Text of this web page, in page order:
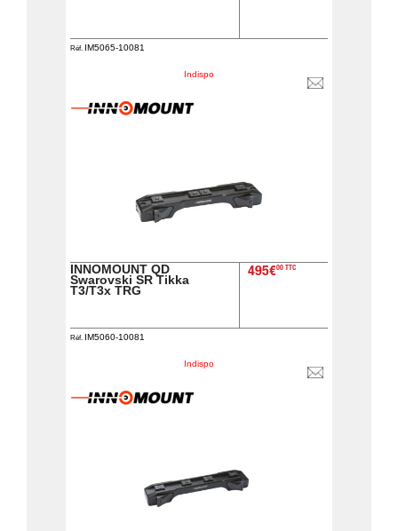
Indispo
Réf. IM5065-10081
INNOMOUNT QD
Swarovski SR Tikka
T3/T3x TRG
Indispo
495€00 TTC
Réf. IM5060-10081